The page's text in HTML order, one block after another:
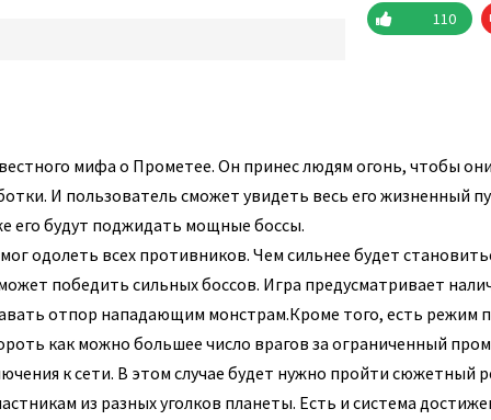
110
мифа о Прометее. Он принес людям огонь, чтобы
И пользователь сможет увидеть весь его жизненный
его будут поджидать мощные боссы.
одолеть всех противников. Чем сильнее будет
победить сильных боссов. Игра предусматривает
отпор нападающим монстрам.Кроме того, есть режим
как можно большее число врагов за ограниченный
к сети. В этом случае будет нужно пройти сюжетный
из разных уголков планеты. Есть и система